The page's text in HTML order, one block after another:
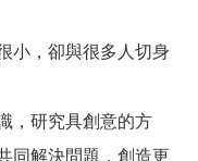
小，卻與很多人切身
，研究具創意的方
同解決問題，創造更